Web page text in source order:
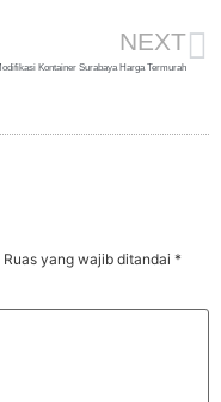
NEXT
Kontainer Surabaya Harga Termurah
Ruas yang wajib ditandai *